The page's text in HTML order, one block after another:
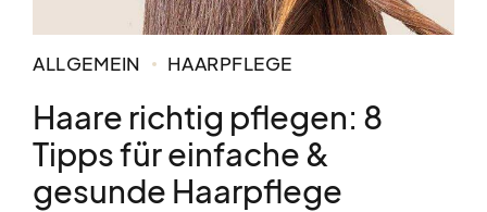
ALLGEMEIN HAARPFLEGE
Haare richtig pflegen: 8
Tipps für einfache &
gesunde Haarpflege